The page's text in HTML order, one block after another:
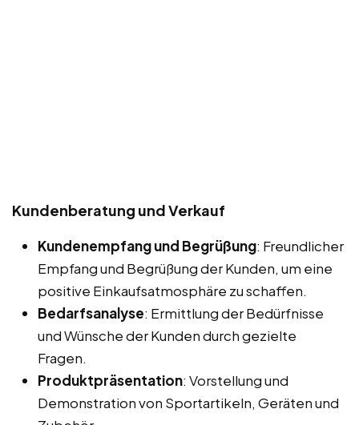
Kundenberatung und Verkauf
Kundenempfang und Begrüßung: Freundlicher
Empfang und Begrüßung der Kunden, um eine
positive Einkaufsatmosphäre zu schaffen.
Bedarfsanalyse: Ermittlung der Bedürfnisse
und Wünsche der Kunden durch gezielte
Fragen.
Produktpräsentation: Vorstellung und
Demonstration von Sportartikeln, Geräten und